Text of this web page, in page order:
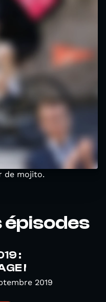
de mojito.
épisodes
:
!
2019